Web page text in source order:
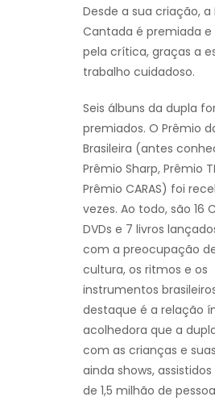
Desde a sua criação, a
Cantada é premiada e
pela crítica, graças a
trabalho cuidadoso.
Seis álbuns da dupla
premiados. O Prêmio
Brasileira (antes
Prêmio Sharp, Prêmio
Prêmio CARAS) foi
vezes. Ao todo, são 16
DVDs e 7 livros
com a preocupação
cultura, os ritmos e os
instrumentos
destaque é a relação
acolhedora que a
com as crianças e
ainda shows,
de 1,5 milhão de